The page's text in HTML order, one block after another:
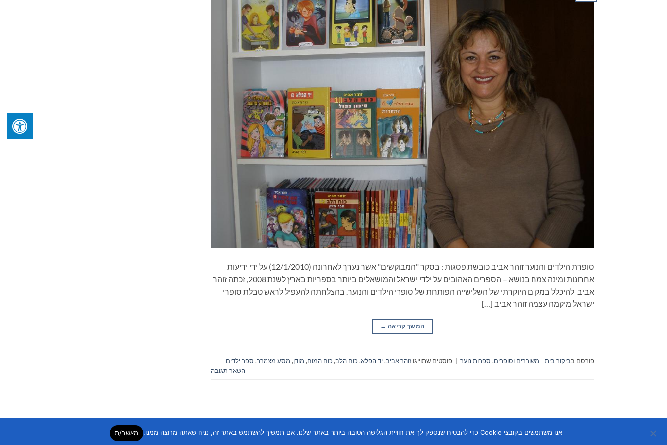
סופרת הילדים והנוער זוהר אביב כובשת פסגות : בסקר "המבוקשים" אשר נערך לאחרונה (12/1/2010) על ידי ידיעות
אחרונות ומינה צמח בנושא – הספרים האהובים על ילדי ישראל והמושאלים ביותר בספריות בארץ לשנת 2008, זכתה זוהר
אביב להיכלל במקום היוקרתי של השלישייה הפותחת של סופרי הילדים והנוער. בהצלחתה להעפיל לראש טבלת סופרי
ישראל מיקמה עצמה זוהר אביב […]
המשך קריאה →
פורסם בביקור בית - משוררים וסופרים, ספרות נוער | פוסטים שתוייגו זוהר אביב,יד הפלא, כוח הלב, כוח המוח, מודן, מסע מצמרר, ספר ילדים
השאר תגובה
Copyright 2026 ©Flatsome Themeאנו משתמשים בקובצי Cookie כדי להבטיח שנספק לך את חוויית הגלישה הטובה ביותר באתר שלנו. אם תמשיך להשתמש באתר זה, נניח שאתה מרוצה ממנו. מאשר/ת